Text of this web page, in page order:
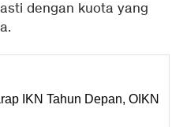
dengan kuota yang
IKN Tahun Depan, OIKN